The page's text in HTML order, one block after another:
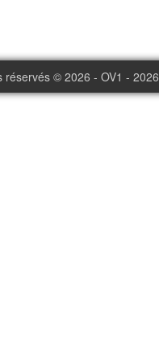
réservés © 2026 - OV1 -